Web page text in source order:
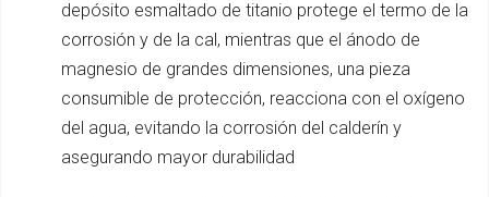
depósito esmaltado de titanio protege el termo de la
corrosión y de la cal, mientras que el ánodo de
magnesio de grandes dimensiones, una pieza
consumible de protección, reacciona con el oxígeno
del agua, evitando la corrosión del calderín y
asegurando mayor durabilidad